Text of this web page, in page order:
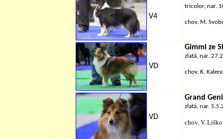
V4
tricolor, nar.
chov. M.
VD
Gimmi ze
zlatá, nar.
chov. K.
VD
Grand
zlatá, nar.
chov. V.